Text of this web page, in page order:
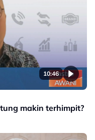
10:46
makin terhimpit?